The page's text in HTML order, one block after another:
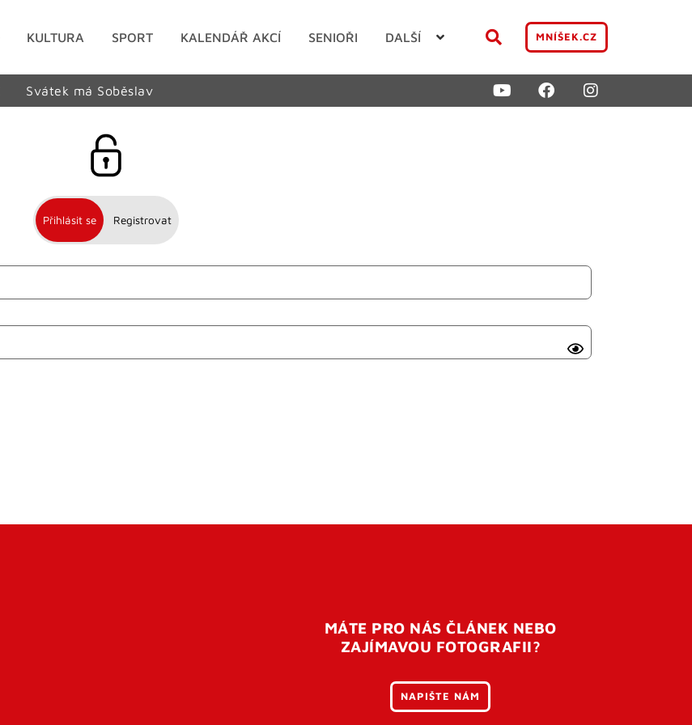
KULTURA SPORT KALENDÁŘ AKCÍ SENIOŘI DALŠÍ MNÍŠEK.CZ
Svátek má Soběslav
Přihlásit se Registrovat
MÁTE PRO NÁS ČLÁNEK NEBO
ZAJÍMAVOU FOTOGRAFII?
NAPIŠTE NÁM